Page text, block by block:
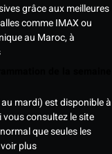
grâce aux meilleures
comme IMAX ou
au Maroc, à
mardi) est disponible à
consultez le site
que seules les
plus